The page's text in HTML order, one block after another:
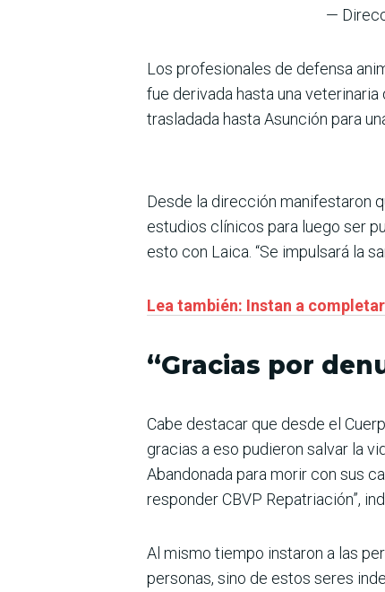
—
Los profesionales de defensa
fue derivada hasta una veterinaria
trasladada hasta Asunción para
Desde la dirección manifestaron
estudios clínicos para luego ser
esto con Laica. “Se impulsará la
Lea también: Instan a
“Gracias por
Cabe destacar que desde el
gracias a eso pudieron salvar la
Abandonada para morir con sus
responder CBVP Repatriación”,
Al mismo tiempo instaron a las
personas, sino de estos seres